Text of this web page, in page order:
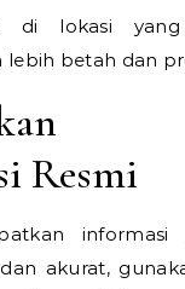
di lokasi
lebih betah dan
Resmi
informasi
akurat,